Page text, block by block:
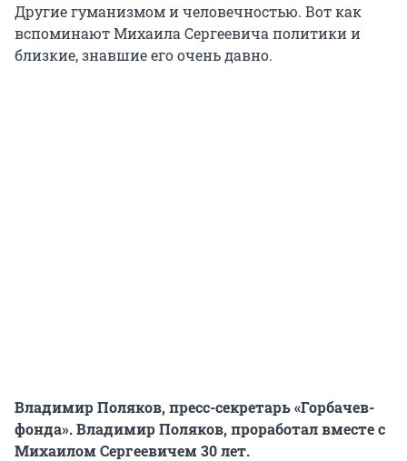
Другие гуманизмом и человечностью. Вот как
вспоминают Михаила Сергеевича политики и
близкие, знавшие его очень давно.
Владимир Поляков, пресс-секретарь «Горбачев-
фонда». Владимир Поляков, проработал вместе с
Михаилом Сергеевичем 30 лет.